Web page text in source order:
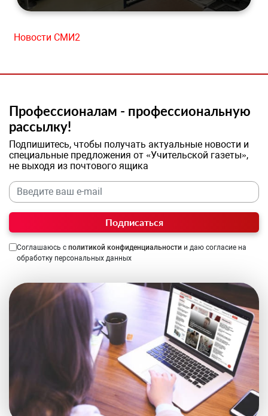
Новости СМИ2
Профессионалам - профессиональную
рассылку!
Подпишитесь, чтобы получать актуальные новости и
специальные предложения от «Учительской газеты»,
не выходя из почтового ящика
Подписаться
Соглашаюсь с политикой конфиденциальности и даю согласие на
обработку персональных данных